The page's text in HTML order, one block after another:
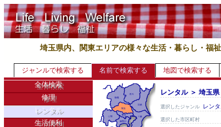
埼玉県内、関東エリアの様々な生活・暮らし・福
ジャンルで検索する 名前で検索する
地図で検索する
全体検索
修理
レンタル
生活便利
レンタル ＞ 埼玉
選択したジャンル レン
選択した市区町村